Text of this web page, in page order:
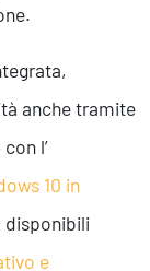
anche tramite
l’
10 in
disponibili
e